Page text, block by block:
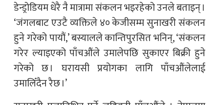
डेन्ड्रोडियम धेरै नै मात्रामा संकलन भइरहेको उनले बताइन् ।
‘जंगलबाट एउटै व्यक्तिले ४० केजीसम्म सुनाखरी संकलन
हुने गरेको पायौं,’ बस्यालले कान्तिपुरसित भनिन्, ‘संकलन
गरेर ल्याइएको पाँचऔंले उमालेपछि सुकाएर बिक्री हुने
गरेको छ । घरायसी प्रयोगका लागि पाँचऔंलेलाई
उमालिँदैन रैछ ।’